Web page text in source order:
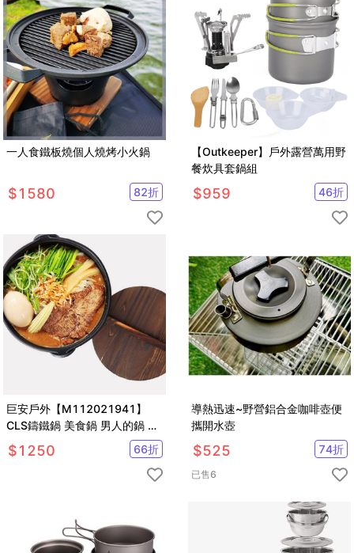
一人食鐵板燒個人燒烤小火鍋
$1580 82折
【Outkeeper】戶外露營萬用野
餐炊具套鍋組
$959 46折
巨安戶外【M112021941】
CLS鑄鐵鍋 美食鍋 男人的鍋 生
鐵烤雞燒水荷蘭鍋 (含收納袋)
$1250 66折
導熱迅速~野營鋁合金咖啡壺便
攜開水壺
$525 74折
已售6